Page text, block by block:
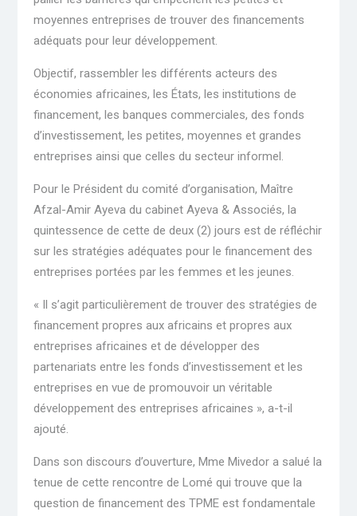
moyennes entreprises de trouver des financements
adéquats pour leur développement.
Objectif, rassembler les différents acteurs des
économies africaines, les États, les institutions de
financement, les banques commerciales, des fonds
d’investissement, les petites, moyennes et grandes
entreprises ainsi que celles du secteur informel.
Pour le Président du comité d’organisation, Maître
Afzal-Amir Ayeva du cabinet Ayeva & Associés, la
quintessence de cette de deux (2) jours est de réfléchir
sur les stratégies adéquates pour le financement des
entreprises portées par les femmes et les jeunes.
« Il s’agit particulièrement de trouver des stratégies de
financement propres aux africains et propres aux
entreprises africaines et de développer des
partenariats entre les fonds d’investissement et les
entreprises en vue de promouvoir un véritable
développement des entreprises africaines », a-t-il
ajouté.
Dans son discours d’ouverture, Mme Mivedor a salué la
tenue de cette rencontre de Lomé qui trouve que la
question de financement des TPME est fondamentale